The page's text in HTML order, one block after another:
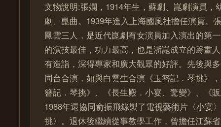
文物說明:張嫻，1914年生，蘇劇、崑劇演員，
劇、崑曲。1939年進入上海國風社擔任演員。
鳳雲三人，是近代崑劇有女演員加入演出的第
的演技最佳，功力最高，也是浙崑成立的籌畫
有造詣，深得專家和廣大觀眾的好評。先後與
同台合演，如與白雲生合演《玉簪記．琴挑》
簪記．琴挑》、《長生殿．小宴、驚變》、《
1988年還協同俞振飛錄製了電視藝術片〈小宴
挑〉。退休後繼續從事教學工作，曾擔任江蘇